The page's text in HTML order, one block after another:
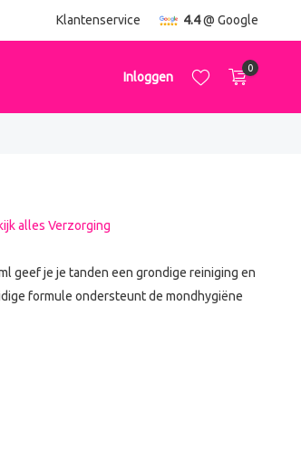
Klantenservice 4.4@ Google
Inloggen
0
alles Verzorging
geef je je tanden een grondige reiniging en
formule ondersteunt de mondhygiëne